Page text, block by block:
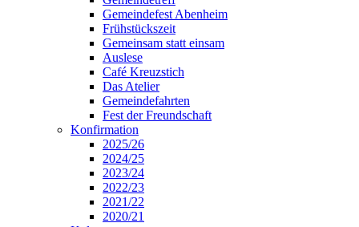
Gemeindefest Abenheim
Frühstückszeit
Gemeinsam statt einsam
Auslese
Café Kreuzstich
Das Atelier
Gemeindefahrten
Fest der Freundschaft
Konfirmation
2025/26
2024/25
2023/24
2022/23
2021/22
2020/21